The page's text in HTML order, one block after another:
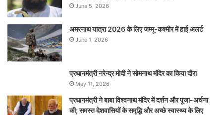
June 5, 2026
अमरनाथ यात्रा 2026 के लिए जम्मू-कश्मीर में हाई अलर्ट
June 1, 2026
प्रधानमंत्री नरेन्‍द्र मोदी ने सोमनाथ मंदिर का किया दौरा
May 11, 2026
प्रधानमंत्री ने बाबा विश्वनाथ मंदिर में दर्शन और पूजा-अर्चना
की; समस्‍त देशवासियों के समृद्धि और अच्छे स्वास्थ्य के लिए